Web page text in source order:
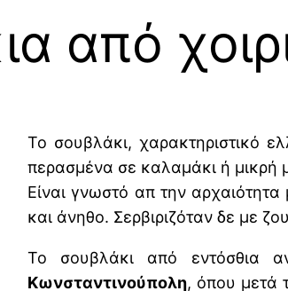
από
Το σουβλάκι, χαρακτηριστικό
περασμένα σε καλαμάκι ή μικρή
Είναι γνωστό απ την
και άνηθο. Σερβιριζόταν δε με
Το σουβλάκι από εντόσθια
Κωνσταντινούπολη, όπου μετά